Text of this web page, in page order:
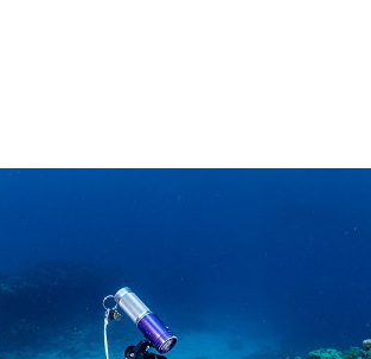
ら、エントリー人数を制限する場合があ
キックなどをして泳ぐことも禁止します
可能な限りスイムが実施できるよう努め
ださい。
日は多くありません。そのため、多少の波